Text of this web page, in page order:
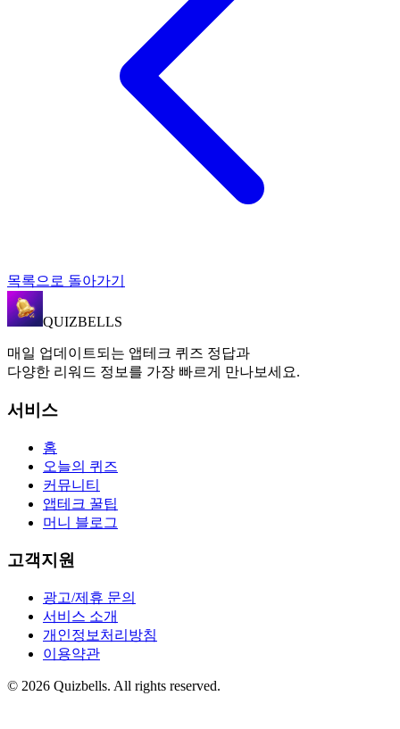
목록으로 돌아가기
QUIZBELLS
매일 업데이트되는 앱테크 퀴즈 정답과
다양한 리워드 정보를 가장 빠르게 만나보세요.
서비스
홈
오늘의 퀴즈
커뮤니티
앱테크 꿀팁
머니 블로그
고객지원
광고/제휴 문의
서비스 소개
개인정보처리방침
이용약관
© 2026 Quizbells. All rights reserved.